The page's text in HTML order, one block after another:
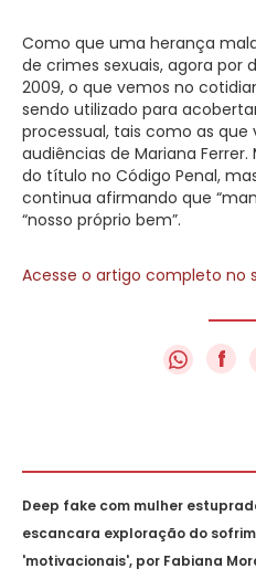
Como que uma herança
de crimes sexuais, agora por
2009, o que vemos no
sendo utilizado para
processual, tais como as que
audiências de Mariana
do título no Código Penal,
continua afirmando que
“nosso próprio bem”.
Acesse o artigo completo no
f
Deep fake com mulher
escancara exploração do
'motivacionais', por Fabiana